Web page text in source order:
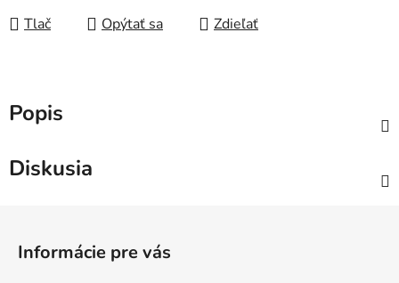
Tlač Opýtať sa Zdieľať
Popis
Diskusia
Informácie pre vás